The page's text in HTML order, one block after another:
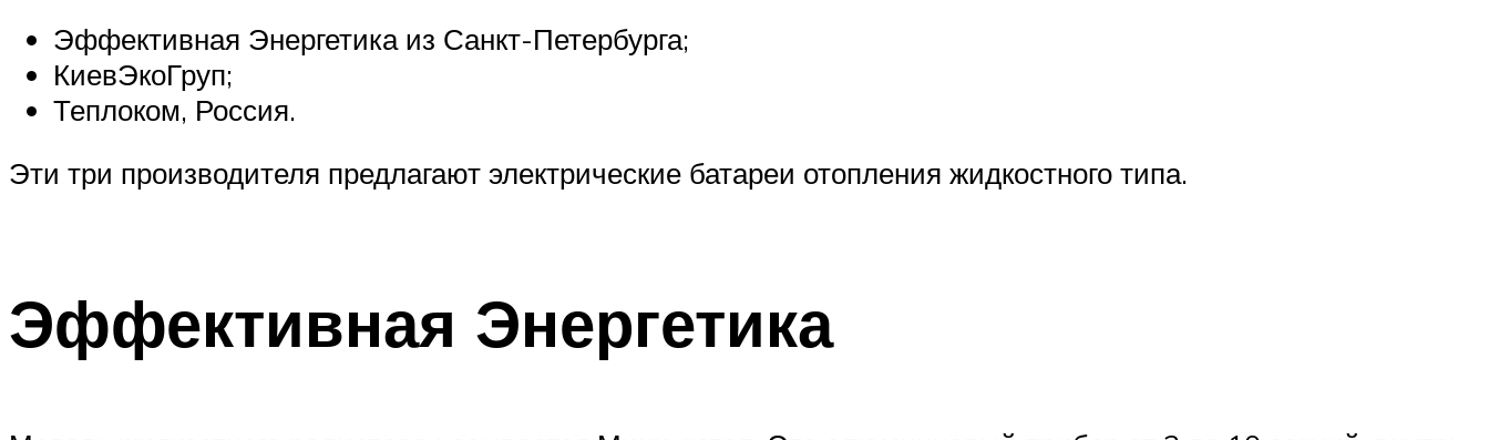
Эффективная Энергетика из Санкт-Петербурга;
КиевЭкоГруп;
Теплоком, Россия.
Эти три производителя предлагают электрические батареи отопления жидкостного типа.
Эффективная Энергетика